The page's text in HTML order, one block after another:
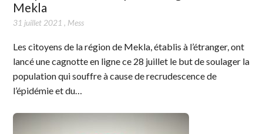
Mekla
31 juillet 2021 , Mess
Les citoyens de la région de Mekla, établis à l’étranger, ont
lancé une cagnotte en ligne ce 28 juillet le but de soulager la
population qui souffre à cause de recrudescence de
l’épidémie et du…